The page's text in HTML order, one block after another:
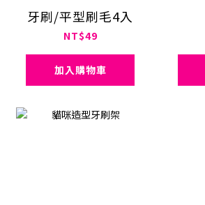
牙刷/平型刷毛4入
NT$49
加入購物車